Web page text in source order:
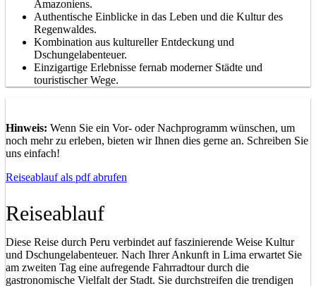
Amazoniens.
Authentische Einblicke in das Leben und die Kultur des
Regenwaldes.
Kombination aus kultureller Entdeckung und
Dschungelabenteuer.
Einzigartige Erlebnisse fernab moderner Städte und
touristischer Wege.
Hinweis: Wenn Sie ein Vor- oder Nachprogramm wünschen, um
noch mehr zu erleben, bieten wir Ihnen dies gerne an. Schreiben Sie
uns einfach!
Reiseablauf als pdf abrufen
Reiseablauf
Diese Reise durch Peru verbindet auf faszinierende Weise Kultur
und Dschungelabenteuer. Nach Ihrer Ankunft in Lima erwartet Sie
am zweiten Tag eine aufregende Fahrradtour durch die
gastronomische Vielfalt der Stadt. Sie durchstreifen die trendigen